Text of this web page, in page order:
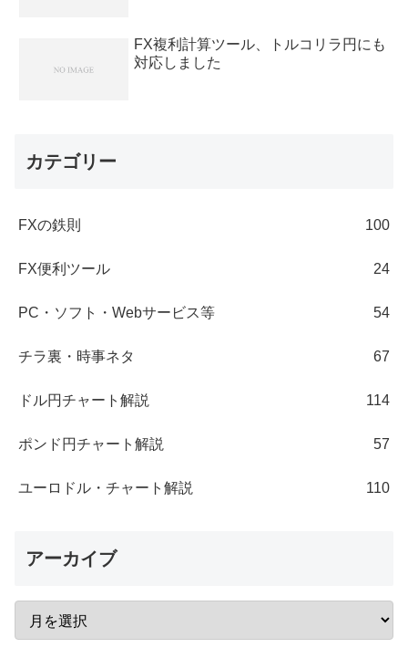
FX複利計算ツール、トルコリラ円にも
対応しました
カテゴリー
FXの鉄則 100
FX便利ツール 24
PC・ソフト・Webサービス等 54
チラ裏・時事ネタ 67
ドル円チャート解説 114
ポンド円チャート解説 57
ユーロドル・チャート解説 110
アーカイブ